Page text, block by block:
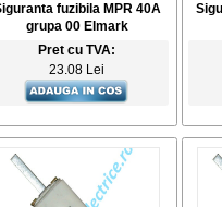
fuzibila MPR 40A
grupa 00 Elmark
Pret cu TVA:
23.08 Lei